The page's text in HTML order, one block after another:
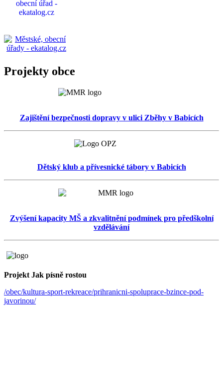
Projekty obce
Zajištění bezpečnosti dopravy v ulici Zběhy v Babicích
Dětský klub a přívesnické tábory v Babicích
Zvýšení kapacity MŠ a zkvalitnění podmínek pro předškolní
vzdělávání
Projekt Jak písně rostou
/obec/kultura-sport-rekreace/prihranicni-spoluprace-bzince-pod-
javorinou/